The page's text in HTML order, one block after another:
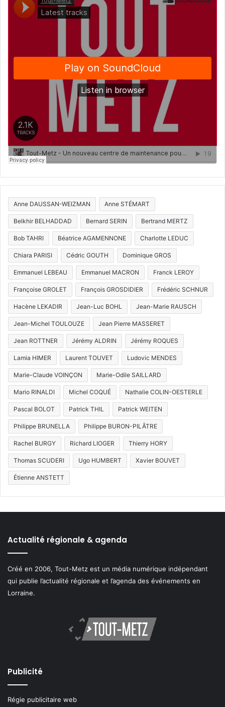
Anne DAUSSAN-WEIZMAN Anne STÉMART
Belkhir BELHADDAD Bernard SERIN Bertrand MERTZ
Bob TAHRI Béatrice AGAMENNONE Charlotte LEDUC
Chiara PARISI Cédric GOUTH Dominique GROS
Emmanuel LEBEAU Emmanuel MACRON Franck LEROY
Françoise GROLET François GROSDIDIER Frédéric SCHNUR
Hacène LEKADIR Jean-Luc BOHL Jean-Marie RAUSCH
Jean-Michel TOULOUZE Jean Pierre MASSERET
Jean ROTTNER Jérémy ALDRIN Jérémy ROQUES
Lamia HIMER Laurent TOUVET Ludovic MENDES
Marie-Claude VOINÇON Marie-Odile SAILLARD
Mario RINALDI Michel COQUÉ Nathalie COLIN-OESTERLE
Pascal BOLOT Patrick THIL Patrick WEITEN
Philippe BRUNELLA Philippe BURON-PILÂTRE
Rachel BURGY Richard LIOGER Thierry HORY
Thomas SCUDERI Ugo HUMBERT Xavier BOUVET
Étienne ANSTETT
Actualité régionale & agenda
Créé en 2006, Tout-Metz est un média numérique indépendant
qui publie l’actualité régionale et l’agenda des événements en
Lorraine.
Publicité
Régie publicitaire web